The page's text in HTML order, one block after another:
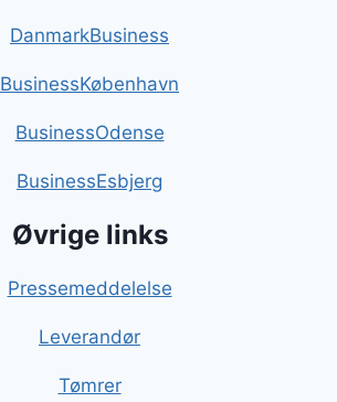
DanmarkBusiness
BusinessKøbenhavn
BusinessOdense
BusinessEsbjerg
Øvrige links
Pressemeddelelse
Leverandør
Tømrer